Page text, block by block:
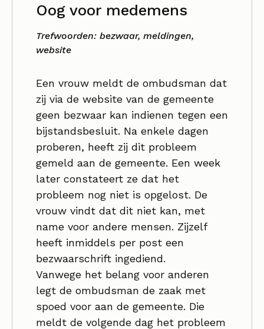
Oog voor medemens
Trefwoorden: bezwaar, meldingen,
website
Een vrouw meldt de ombudsman dat
zij via de website van de gemeente
geen bezwaar kan indienen tegen een
bijstandsbesluit. Na enkele dagen
proberen, heeft zij dit probleem
gemeld aan de gemeente. Een week
later constateert ze dat het
probleem nog niet is opgelost. De
vrouw vindt dat dit niet kan, met
name voor andere mensen. Zijzelf
heeft inmiddels per post een
bezwaarschrift ingediend.
Vanwege het belang voor anderen
legt de ombudsman de zaak met
spoed voor aan de gemeente. Die
meldt de volgende dag het probleem